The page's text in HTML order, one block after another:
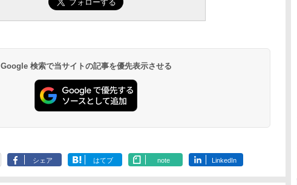
Google 検索で当サイトの記事を優先表示させる
シェア はてブ note LinkedIn